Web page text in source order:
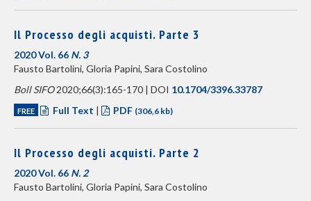
Il Processo degli acquisti. Parte 3
2020 Vol. 66 N. 3
Fausto Bartolini, Gloria Papini, Sara Costolino
Boll SIFO2020;66(3):165-170 | DOI 10.1704/3396.33787
FREE Full Text | PDF (306,6 kb)
Il Processo degli acquisti. Parte 2
2020 Vol. 66 N. 2
Fausto Bartolini, Gloria Papini, Sara Costolino